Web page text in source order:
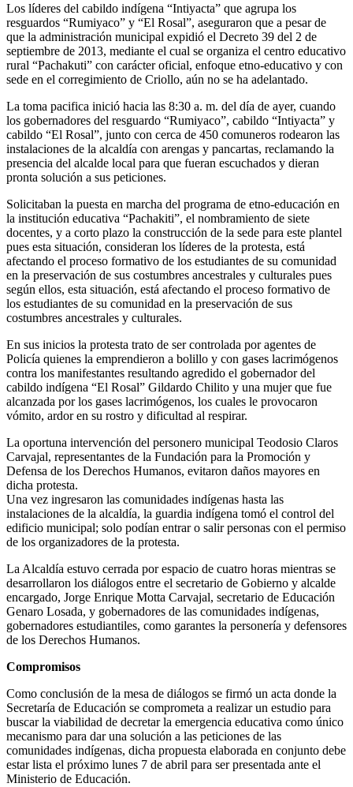
Los líderes del cabildo indígena “Intiyacta” que agrupa los
resguardos “Rumiyaco” y “El Rosal”, aseguraron que a pesar de
que la administración municipal expidió el Decreto 39 del 2 de
septiembre de 2013, mediante el cual se organiza el centro educativo
rural “Pachakuti” con carácter oficial, enfoque etno-educativo y con
sede en el corregimiento de Criollo, aún no se ha adelantado.
La toma pacifica inició hacia las 8:30 a. m. del día de ayer, cuando
los gobernadores del resguardo “Rumiyaco”, cabildo “Intiyacta” y
cabildo “El Rosal”, junto con cerca de 450 comuneros rodearon las
instalaciones de la alcaldía con arengas y pancartas, reclamando la
presencia del alcalde local para que fueran escuchados y dieran
pronta solución a sus peticiones.
Solicitaban la puesta en marcha del programa de etno-educación en
la institución educativa “Pachakiti”, el nombramiento de siete
docentes, y a corto plazo la construcción de la sede para este plantel
pues esta situación, consideran los líderes de la protesta, está
afectando el proceso formativo de los estudiantes de su comunidad
en la preservación de sus costumbres ancestrales y culturales pues
según ellos, esta situación, está afectando el proceso formativo de
los estudiantes de su comunidad en la preservación de sus
costumbres ancestrales y culturales.
En sus inicios la protesta trato de ser controlada por agentes de
Policía quienes la emprendieron a bolillo y con gases lacrimógenos
contra los manifestantes resultando agredido el gobernador del
cabildo indígena “El Rosal” Gildardo Chilito y una mujer que fue
alcanzada por los gases lacrimógenos, los cuales le provocaron
vómito, ardor en su rostro y dificultad al respirar.
La oportuna intervención del personero municipal Teodosio Claros
Carvajal, representantes de la Fundación para la Promoción y
Defensa de los Derechos Humanos, evitaron daños mayores en
dicha protesta.
Una vez ingresaron las comunidades indígenas hasta las
instalaciones de la alcaldía, la guardia indígena tomó el control del
edificio municipal; solo podían entrar o salir personas con el permiso
de los organizadores de la protesta.
La Alcaldía estuvo cerrada por espacio de cuatro horas mientras se
desarrollaron los diálogos entre el secretario de Gobierno y alcalde
encargado, Jorge Enrique Motta Carvajal, secretario de Educación
Genaro Losada, y gobernadores de las comunidades indígenas,
gobernadores estudiantiles, como garantes la personería y defensores
de los Derechos Humanos.
Compromisos
Como conclusión de la mesa de diálogos se firmó un acta donde la
Secretaría de Educación se comprometa a realizar un estudio para
buscar la viabilidad de decretar la emergencia educativa como único
mecanismo para dar una solución a las peticiones de las
comunidades indígenas, dicha propuesta elaborada en conjunto debe
estar lista el próximo lunes 7 de abril para ser presentada ante el
Ministerio de Educación.